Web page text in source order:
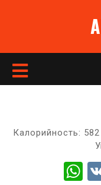
Кнопка
Калорийность:
W